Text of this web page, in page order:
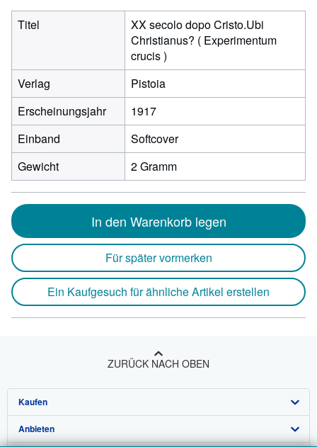
Titel
XX secolo dopo Cristo.Ubi
Christianus? ( Experimentum
crucis )
Verlag
Pistoia
Erscheinungsjahr
1917
Einband
Softcover
Gewicht
2 Gramm
In den Warenkorb legen
Für später vormerken
Ein Kaufgesuch für ähnliche Artikel erstellen
ZURÜCK NACH OBEN
Kaufen
Detailsuche
Anbieten